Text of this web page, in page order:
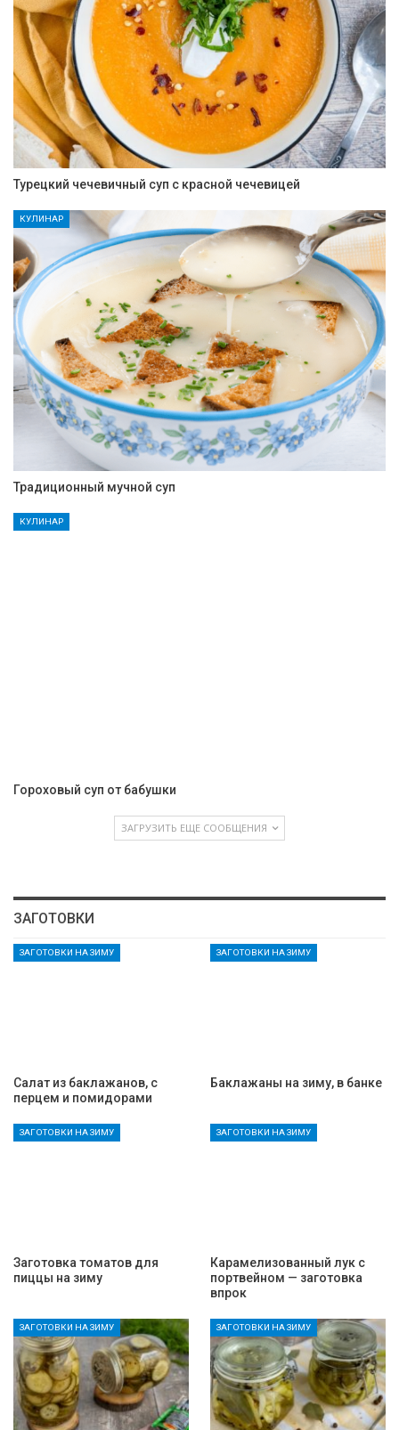
Турецкий чечевичный суп с красной чечевицей
КУЛИНАР
Традиционный мучной суп
КУЛИНАР
Гороховый суп от бабушки
ЗАГРУЗИТЬ ЕЩЕ СООБЩЕНИЯ
ЗАГОТОВКИ
ЗАГОТОВКИ НА ЗИМУ
Салат из баклажанов, с
перцем и помидорами
ЗАГОТОВКИ НА ЗИМУ
Баклажаны на зиму, в банке
ЗАГОТОВКИ НА ЗИМУ
Заготовка томатов для
пиццы на зиму
ЗАГОТОВКИ НА ЗИМУ
Карамелизованный лук с
портвейном — заготовка
впрок
ЗАГОТОВКИ НА ЗИМУ ЗАГОТОВКИ НА ЗИМУ